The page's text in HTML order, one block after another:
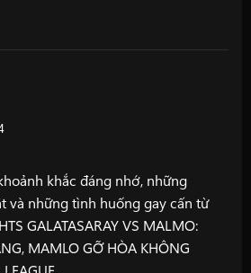
khắc đáng nhớ, những
và những tình huống gay cấn từ
GALATASARAY VS MALMO:
MAMLO GỠ HÒA KHÔNG